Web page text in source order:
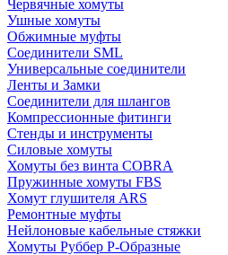
Червячные хомуты
Ушные хомуты
Обжимные муфты
Соединители SML
Универсальные соединители
Ленты и Замки
Соединители для шлангов
Компрессионные фитинги
Стенды и инструменты
Силовые хомуты
Хомуты без винта COBRA
Пружинные хомуты FBS
Хомут глушителя ARS
Ремонтные муфты
Нейлоновые кабельные стяжки
Хомуты Руббер Р-Образные